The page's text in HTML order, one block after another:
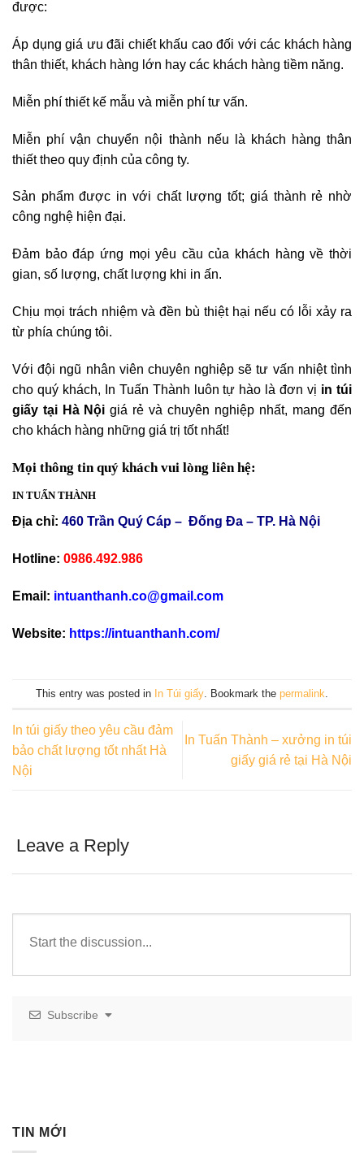
được:
Áp dụng giá ưu đãi chiết khấu cao đối với các khách hàng
thân thiết, khách hàng lớn hay các khách hàng tiềm năng.
Miễn phí thiết kế mẫu và miễn phí tư vấn.
Miễn phí vận chuyển nội thành nếu là khách hàng thân
thiết theo quy định của công ty.
Sản phẩm được in với chất lượng tốt; giá thành rẻ nhờ
công nghệ hiện đại.
Đảm bảo đáp ứng mọi yêu cầu của khách hàng về thời
gian, số lượng, chất lượng khi in ấn.
Chịu mọi trách nhiệm và đền bù thiệt hại nếu có lỗi xảy ra
từ phía chúng tôi.
Với đội ngũ nhân viên chuyên nghiệp sẽ tư vấn nhiệt tình
cho quý khách, In Tuấn Thành luôn tự hào là đơn vị in túi
giấy tại Hà Nội giá rẻ và chuyên nghiệp nhất, mang đến
cho khách hàng những giá trị tốt nhất!
Mọi thông tin quý khách vui lòng liên hệ:
IN TUẤN THÀNH
Địa chỉ: 460 Trần Quý Cáp – Đống Đa – TP. Hà Nội
Hotline: 0986.492.986
Email: intuanthanh.co@gmail.com
Website: https://intuanthanh.com/
This entry was posted in In Túi giấy . Bookmark the permalink
In túi giấy theo yêu cầu đảm
bảo chất lượng tốt nhất Hà
Nội
In Tuấn Thành – xưởng in túi
giấy giá rẻ tại Hà Nội
Leave a Reply
Subscribe
TIN MỚI